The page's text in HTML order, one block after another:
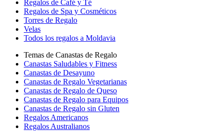
Regalos de Café y Té
Regalos de Spa y Cosméticos
Torres de Regalo
Velas
Todos los regalos a Moldavia
Temas de Canastas de Regalo
Canastas Saludables y Fitness
Canastas de Desayuno
Canastas de Regalo Vegetarianas
Canastas de Regalo de Queso
Canastas de Regalo para Equipos
Canastas de Regalo sin Gluten
Regalos Americanos
Regalos Australianos